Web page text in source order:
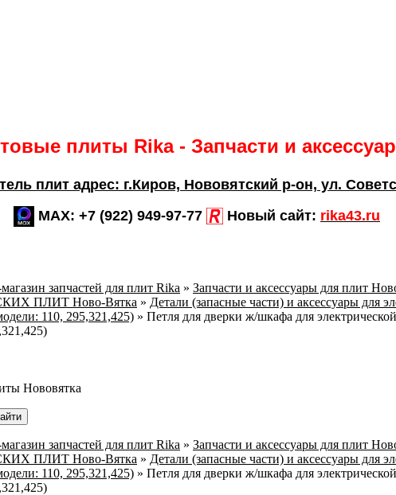
плиты Rika - Запчасти и
плит адрес: г.Киров, Нововятский р-он, ул.
MAX: +7 (922) 949-97-77 Новый сайт: rika43.ru
запчастей для плит Rika » Запчасти и аксессуары для плит
ПЛИТ Ново-Вятка » Детали (запасные части) и аксессуары для
110, 295,321,425) » Петля для дверки ж/шкафа для
Нововятка
запчастей для плит Rika » Запчасти и аксессуары для плит
ПЛИТ Ново-Вятка » Детали (запасные части) и аксессуары для
110, 295,321,425) » Петля для дверки ж/шкафа для